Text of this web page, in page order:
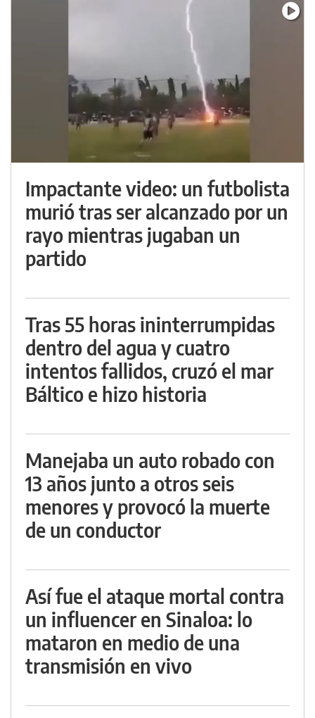
Impactante video: un futbolista
murió tras ser alcanzado por un
rayo mientras jugaban un
partido
Tras 55 horas ininterrumpidas
dentro del agua y cuatro
intentos fallidos, cruzó el mar
Báltico e hizo historia
Manejaba un auto robado con
13 años junto a otros seis
menores y provocó la muerte
de un conductor
Así fue el ataque mortal contra
un influencer en Sinaloa: lo
mataron en medio de una
transmisión en vivo